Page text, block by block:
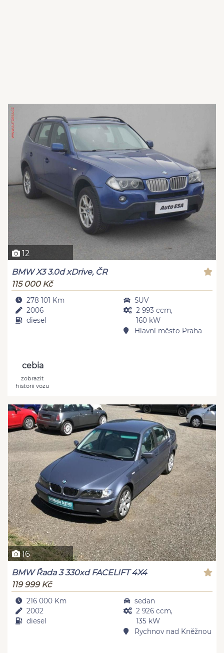
12
BMW X3 3.0d xDrive, ČR
115 000 Kč
278 101 Km
2006
diesel
SUV
2 993 ccm,
160 kW
Hlavní město Praha
cebia
zobrazit
historii vozu
16
BMW Řada 3 330xd FACELIFT 4X4
119 999 Kč
216 000 Km
2002
diesel
sedan
2 926 ccm,
135 kW
Rychnov nad Kněžnou